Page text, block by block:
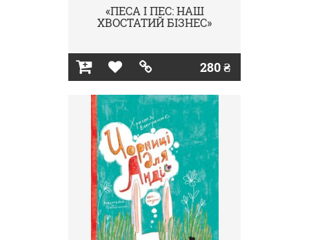
«ПЕСА І ПЕС: НАШ
ХВОСТАТИЙ БІЗНЕС»
280 ₴